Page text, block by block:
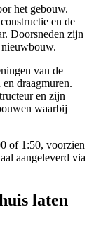
het gebouw.
en de
Doorsneden zijn
van de
draagmuren.
en zijn
waarbij
of 1:50, voorzien
aangeleverd via
laten